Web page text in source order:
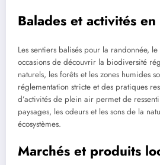
Balades et activités
Les sentiers balisés pour la randonnée,
occasions de découvrir la biodiversité
naturels, les forêts et les zones humides
réglementation stricte et des pratiques
d’activités de plein air permet de
paysages, les odeurs et les sons de la
écosystèmes.
Marchés et produits